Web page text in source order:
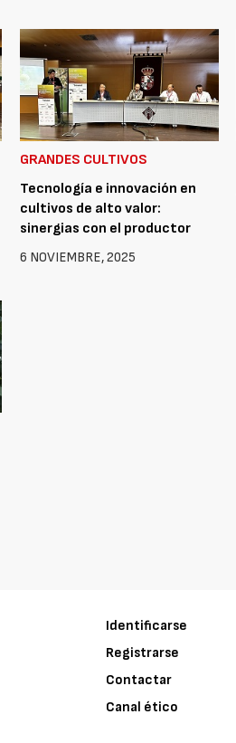
GRANDES CULTIVOS
Tecnología e innovación en
cultivos de alto valor:
sinergias con el productor
6 NOVIEMBRE, 2025
Identificarse
Registrarse
Contactar
Canal ético